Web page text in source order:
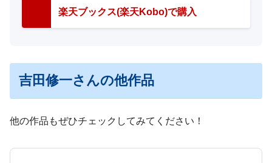
楽天ブックス(楽天Kobo)で購入
吉田修一さんの他作品
他の作品もぜひチェックしてみてください！